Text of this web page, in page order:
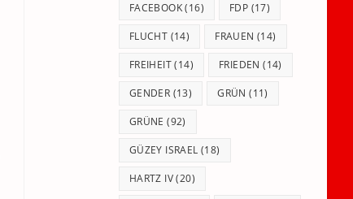
FACEBOOK(16) FDP (17)
FLUCHT (14) FRAUEN (14)
FREIHEIT(14) FRIEDEN (14)
GENDER (13) GRÜN (11)
GRÜNE (92)
GÜZEY ISRAEL (18)
HARTZ IV(20)